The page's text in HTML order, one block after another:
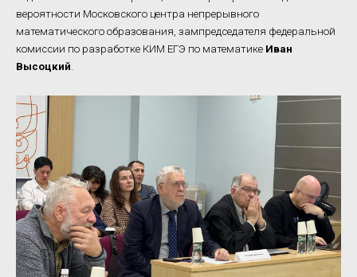
вероятности Московского центра непрерывного
математического образования, зампредседателя федеральной
комиссии по разработке КИМ ЕГЭ по математике Иван
Высоцкий